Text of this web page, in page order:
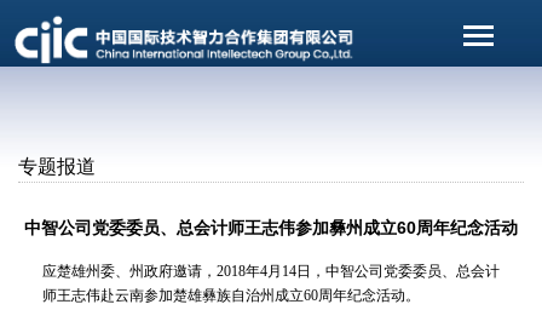
专题报道
中智公司党委委员、总会计师王志伟参加彝州成立60周年纪念活动
应楚雄州委、州政府邀请，2018年4月14日，中智公司党委委员、总会计
师王志伟赴云南参加楚雄彝族自治州成立60周年纪念活动。